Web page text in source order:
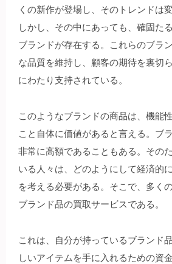
くの新作が登場し、そのトレンドは
しかし、その中にあっても、確固た
ブランドが存在する。これらのブラ
な品質を維持し、顧客の期待を裏切
にわたり支持されている。
このようなブランドの商品は、機能
こと自体に価値があると言える。ブ
非常に高額であることもある。その
いる人々は、どのようにして経済的
を考える必要がある。そこで、多く
ブランド品の買取サービスである。
これは、自分が持っているブランド
しいアイテムを手に入れるための資